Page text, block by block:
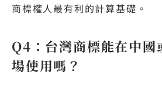
商標權人最有利的計算基礎。
Q4：台灣商標能在中國
場使用嗎？